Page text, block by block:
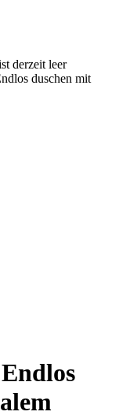
derzeit leer
duschen mit